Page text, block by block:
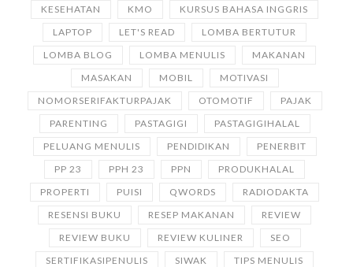
KESEHATAN
KMO
KURSUS BAHASA INGGRIS
LAPTOP
LET'S READ
LOMBA BERTUTUR
LOMBA BLOG
LOMBA MENULIS
MAKANAN
MASAKAN
MOBIL
MOTIVASI
NOMORSERIFAKTURPAJAK
OTOMOTIF
PAJAK
PARENTING
PASTAGIGI
PASTAGIGIHALAL
PELUANG MENULIS
PENDIDIKAN
PENERBIT
PP 23
PPH 23 PPN
PRODUKHALAL
PROPERTI
PUISI QWORDS
RADIODAKTA
RESENSI BUKU
RESEP MAKANAN
REVIEW
REVIEW BUKU
REVIEW KULINER
SEO
SERTIFIKASIPENULIS
SIWAK
TIPS MENULIS